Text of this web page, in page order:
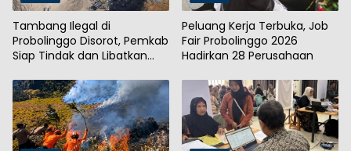
Tambang Ilegal di
Probolinggo Disorot, Pemkab
Siap Tindak dan Libatkan
Peluang Kerja Terbuka, Job
Fair Probolinggo 2026
Hadirkan 28 Perusahaan